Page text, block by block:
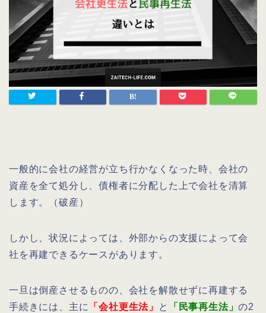
一般的に会社の経営が立ち行かなくなった時、会社の
資産を全て処分し、債権者に分配した上で会社を清算
します。（破産）
しかし、状況によっては、外部からの支援によって会
社を再建できるケースがあります。
一旦は倒産させるものの、会社を解散せずに再建する
手続きには、主に
「会社更生法」 と 「民事再生法」の2